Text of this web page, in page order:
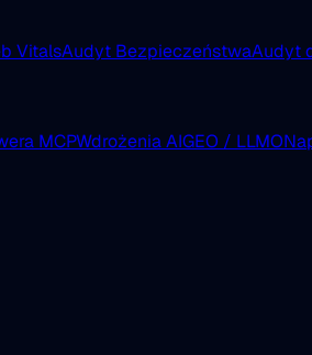
VitalsAudyt BezpieczeństwaAudyt
MCPWdrożenia AIGEO / LLMO